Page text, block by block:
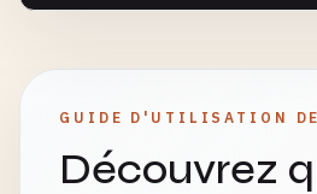
GUIDE D'UTILISATION
Découvrez